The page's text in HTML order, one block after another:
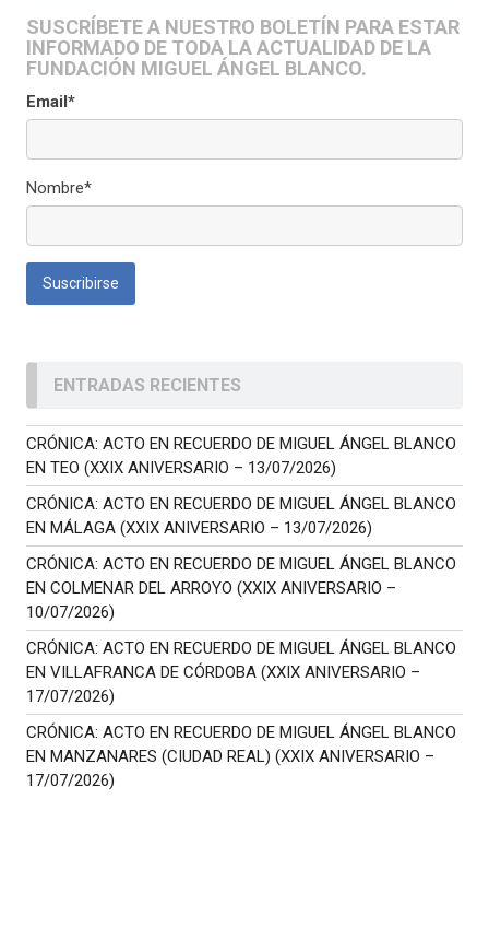
SUSCRÍBETE A NUESTRO BOLETÍN PARA ESTAR
INFORMADO DE TODA LA ACTUALIDAD DE LA
FUNDACIÓN MIGUEL ÁNGEL BLANCO.
Email*
Nombre*
ENTRADAS RECIENTES
CRÓNICA: ACTO EN RECUERDO DE MIGUEL ÁNGEL BLANCO
EN TEO (XXIX ANIVERSARIO – 13/07/2026)
CRÓNICA: ACTO EN RECUERDO DE MIGUEL ÁNGEL BLANCO
EN MÁLAGA (XXIX ANIVERSARIO – 13/07/2026)
CRÓNICA: ACTO EN RECUERDO DE MIGUEL ÁNGEL BLANCO
EN COLMENAR DEL ARROYO (XXIX ANIVERSARIO –
10/07/2026)
CRÓNICA: ACTO EN RECUERDO DE MIGUEL ÁNGEL BLANCO
EN VILLAFRANCA DE CÓRDOBA (XXIX ANIVERSARIO –
17/07/2026)
CRÓNICA: ACTO EN RECUERDO DE MIGUEL ÁNGEL BLANCO
EN MANZANARES (CIUDAD REAL) (XXIX ANIVERSARIO –
17/07/2026)